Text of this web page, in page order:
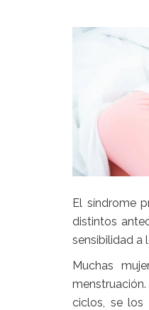
El síndrome
distintos
sensibilidad a
Muchas
ciclos, se los